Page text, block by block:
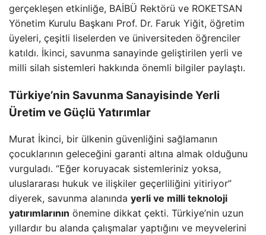
gerçekleşen etkinliğe, BAİBÜ Rektörü ve ROKETSAN
Yönetim Kurulu Başkanı Prof. Dr. Faruk Yiğit, öğretim
üyeleri, çeşitli liselerden ve üniversiteden öğrenciler
katıldı. İkinci, savunma sanayinde geliştirilen yerli ve
milli silah sistemleri hakkında önemli bilgiler paylaştı.
Türkiye’nin Savunma Sanayisinde Yerli
Üretim ve Güçlü Yatırımlar
Murat İkinci, bir ülkenin güvenliğini sağlamanın
çocuklarının geleceğini garanti altına almak olduğunu
vurguladı. “Eğer koruyacak sistemleriniz yoksa,
uluslararası hukuk ve ilişkiler geçerliliğini yitiriyor”
diyerek, savunma alanında yerli ve milli teknoloji
yatırımlarının önemine dikkat çekti. Türkiye’nin uzun
yıllardır bu alanda çalışmalar yaptığını ve meyvelerini